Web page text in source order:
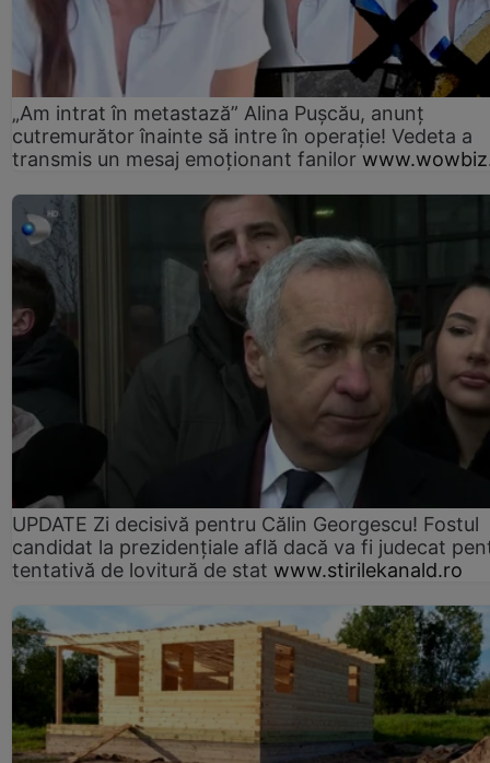
„Am intrat în metastază” Alina Pușcău, anunț
cutremurător înainte să intre în operație! Vedeta a
transmis un mesaj emoționant fanilor
UPDATE Zi decisivă pentru Călin Georgescu! Fostul
candidat la prezidențiale află dacă va fi judecat
tentativă de lovitură de stat www.stirilekanald.ro